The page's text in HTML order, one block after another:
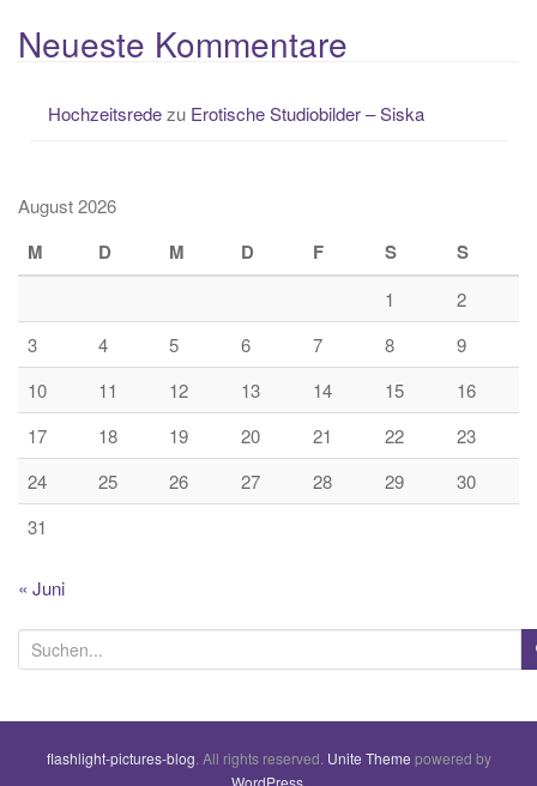
Neueste Kommentare
Hochzeitsredezu Erotische Studiobilder – Siska
August 2026
M D M D F S S
1
2
3
4 5 6 7 8
9
10
11 12 13 14 15
16
17
18 19 20 21 22
23
24
25 26 27 28 29
30
31
« Juni
u
flashlight-pictures-blog . All rights reserved. Unite Theme powered by
WordPress.